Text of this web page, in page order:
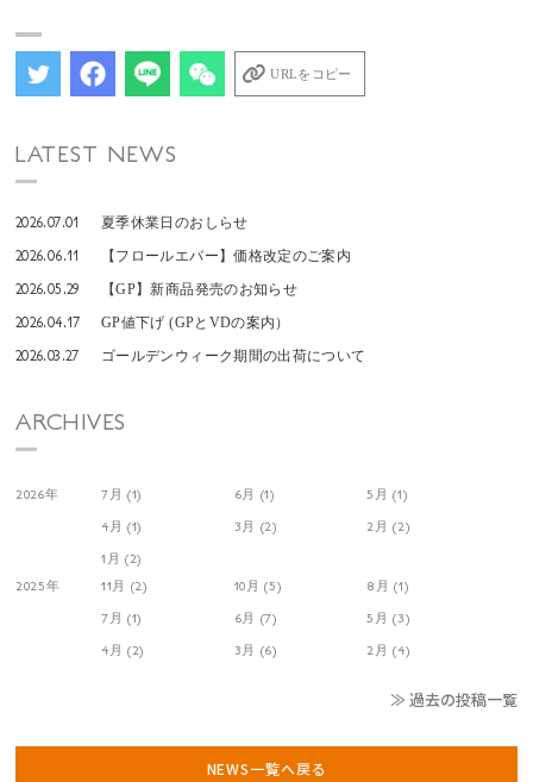
URLをコピー
LATEST NEWS
2026.07.01 夏季休業日のおしらせ
2026.06.11 【フロールエバー】価格改定のご案内
2026.05.29 【GP】新商品発売のお知らせ
2026.04.17 GP値下げ (GPとVDの案内）
2026.03.27 ゴールデンウィーク期間の出荷について
ARCHIVES
2026年 7月 (1) 6月 (1)
5月 (1)
4月 (1)
3月 (2)
2月 (2)
1月 (2)
2025年
11月 (2) 10月 (5)
8月 (1)
7月 (1)
6月 (7)
5月 (3)
4月 (2)
3月 (6) 2月 (4)
≫ 過去の投稿一覧
NEWS一覧へ戻る